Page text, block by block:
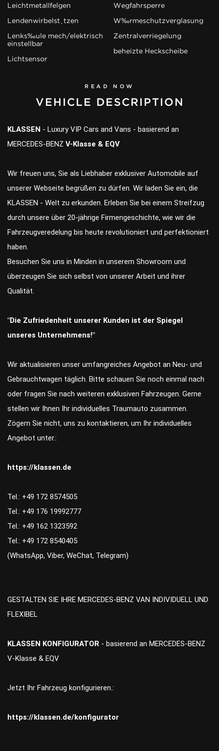
Leichtmetallfelgen
Lendenwirbelstützen
Lenksäule mech/elektrisch
einstellbar
Lichtsensor
Wegfahrsperre
Wärmeschutzverglasung
Zentralverriegelung
beheizte Heckscheibe
READ NOW
VEHICLE DESCRIPTION
KLASSEN - Luxury VIP Cars and Vans - basierend an
MERCEDES-BENZ V-Klasse & EQV
Wir freuen uns, Sie als Liebhaber exklusiver Automobile auf
unserer Webseite begrüßen zu dürfen. Wir laden Sie ein, die
KLASSEN - Welt zu erkunden. Erleben Sie bei einem Streifzug
durch unsere über 20-jährige Firmengeschichte, wie wir die
Fahrzeugveredelung bis heute revolutioniert und perfektioniert
haben.
Besuchen Sie uns in Minden in unserem Showroom und
überzeugen Sie sich selbst von unserer Arbeit und ihrer
Qualität.
"Die Zufriedenheit unserer Kunden ist der Spiegel
unseres Unternehmens!"
Wir aktualisieren unser umfangreiches Angebot an Neu- und
Gebrauchtwagen täglich. Bitte schauen Sie noch einmal nach
oder fragen Sie nach weiteren exklusiven Fahrzeugen. Gerne
stellen wir Ihnen Ihr individuelles Traumauto zusammen.
Zögern Sie nicht, uns zu kontaktieren, um Ihr individuelles
Angebot unter.:
https://klassen.de
Tel.: +49 172 8574505
Tel.: +49 176 19992777
Tel.: +49 162 1323592
Tel.: +49 172 8540405
(WhatsApp, Viber, WeChat, Telegram)
GESTALTEN SIE IHRE MERCEDES-BENZ VAN INDIVIDUELL UND
FLEXIBEL
KLASSEN KONFIGURATOR - basierend an MERCEDES-BENZ
V-Klasse & EQV
Jetzt Ihr Fahrzeug konfigurieren.:
https://klassen.de/konfigurator